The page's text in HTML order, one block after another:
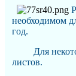
необходимом
год.
Для
листов.